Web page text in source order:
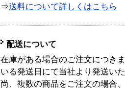
⇒送料について詳しくはこちら
配送について
在庫がある場合のご注文につき
いる発送日にて当社より発送い
尚、複数の商品をご注文の場合